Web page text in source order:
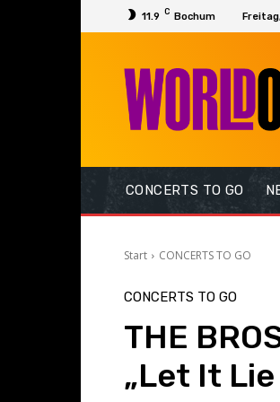
11.9 C Bochum
CONCERTS TO GO
Start CONCERTS TO GO
CONCERTS TO GO
THE
„Let It